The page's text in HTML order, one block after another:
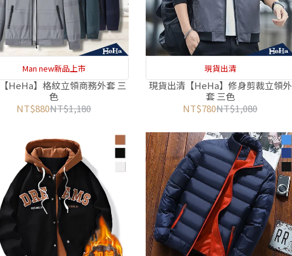
Man new新品上市
HeHa】格紋立領商務外套 三
色
NT$880NT$1,180
現貨出清
現貨出清【HeHa】修身剪裁立領外
套 三色
NT$780NT$1,080